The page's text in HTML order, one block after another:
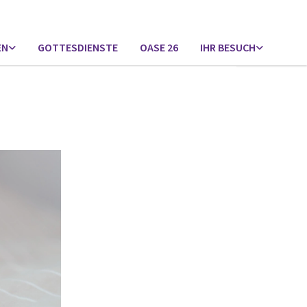
GOTTESDIENSTE OASE 26 IHR BESUCH